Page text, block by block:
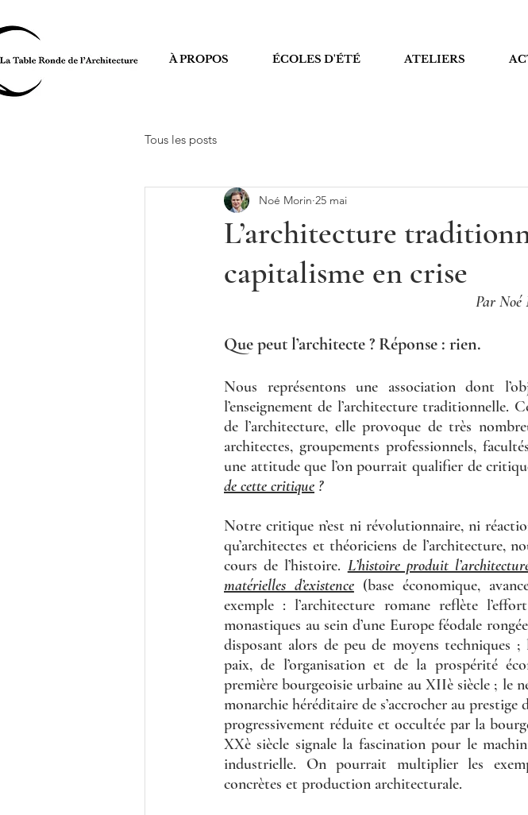
À PROPOS ÉCOLES D'ÉTÉ ATELIERS
Tous les posts
L’architecture
capitalisme en crise
Noé Morin 25 mai
Par Noé
Que peut l’architecte ? Réponse : rien.
Nous représentons une association dont
l’enseignement de l’architecture
de l’architecture, elle provoque de très
architectes, groupements professionnels,
une attitude que l’on pourrait qualifier de
de cette critique ?
Notre critique n’est ni révolutionnaire, ni
qu’architectes et théoriciens de l’architecture,
cours de l’histoire. L’histoire produit
matérielles d’existence (base économique,
exemple : l’architecture romane reflète
monastiques au sein d’une Europe féodale
disposant alors de peu de moyens techniques
paix, de l’organisation et de la prospérité
première bourgeoisie urbaine au XIIè siècle ; le
monarchie héréditaire de s’accrocher au
progressivement réduite et occultée par la
XXè siècle signale la fascination pour le
industrielle. On pourrait multiplier les
concrètes et production architecturale.